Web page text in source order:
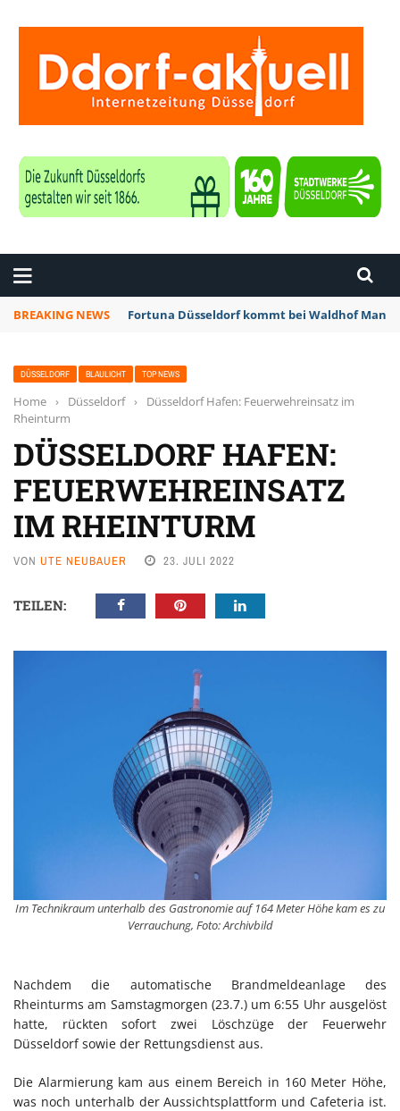
BREAKING NEWS Fortuna Düsseldorf kommt bei Waldhof
DÜSSELDORF BLAULICHT TOP NEWS
Home › Düsseldorf ›
Düsseldorf Hafen: Feuerwehreinsatz im
Rheinturm
DÜSSELDORF HAFEN:
FEUERWEHREINSATZ
IM RHEINTURM
VON UTE NEUBAUER 23. JULI 2022
TEILEN:
Im Technikraum unterhalb des Gastronomie auf 164 Meter Höhe kam es zu
Verrauchung, Foto: Archivbild
Nachdem die automatische Brandmeldeanlage des
Rheinturms am Samstagmorgen (23.7.) um 6:55 Uhr ausgelöst
hatte, rückten sofort zwei Löschzüge der Feuerwehr
Düsseldorf sowie der Rettungsdienst aus.
Die Alarmierung kam aus einem Bereich in 160 Meter Höhe,
was noch unterhalb der Aussichtsplattform und Cafeteria ist.